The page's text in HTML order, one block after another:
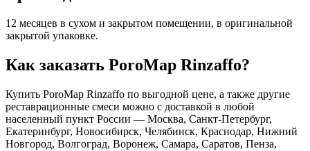
12 месяцев в сухом и закрытом помещении, в оригинальной
закрытой упаковке.
Как заказать PoroMap Rinzaffo?
Купить PoroMap Rinzaffo по выгодной цене, а также другие
реставрационные смеси можно с доставкой в любой
населенный пункт России — Москва, Санкт-Петербург,
Екатеринбург, Новосибирск, Челябинск, Краснодар, Нижний
Новгород, Волгоград, Воронеж, Самара, Саратов, Пенза,